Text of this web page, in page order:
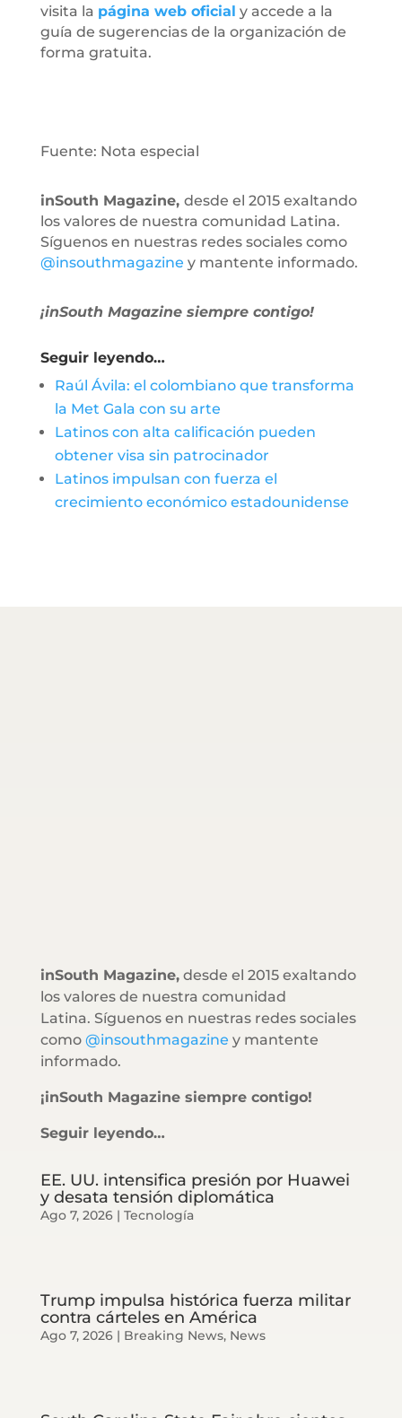
visita la página web oficial y accede a la
guía de sugerencias de la organización de
forma gratuita.
Fuente: Nota especial
inSouth Magazine, desde el 2015 exaltando
los valores de nuestra comunidad Latina.
Síguenos en nuestras redes sociales como
@insouthmagazine y mantente informado.
¡inSouth Magazine siempre contigo!
Seguir leyendo…
Raúl Ávila: el colombiano que transforma
la Met Gala con su arte
Latinos con alta calificación pueden
obtener visa sin patrocinador
Latinos impulsan con fuerza el
crecimiento económico estadounidense
inSouth Magazine,desde el 2015 exaltando
los valores de nuestra comunidad
Latina. Síguenos en nuestras redes sociales
como @insouthmagazine y mantente
informado.
¡inSouth Magazine siempre contigo!
Seguir leyendo…
EE. UU. intensifica presión por Huawei
y desata tensión diplomática
Ago 7, 2026| Tecnología
Trump impulsa histórica fuerza militar
contra cárteles en América
Ago 7, 2026| Breaking News, News